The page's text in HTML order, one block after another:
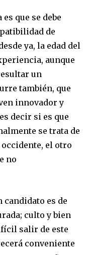
on our website
worry, we respect
Your information is
que se debe
de
ya, la edad del
aunque
un
también, que
innovador y
decir si es que
se trata de
el otro
no
es de
culto y bien
salir de este
conveniente